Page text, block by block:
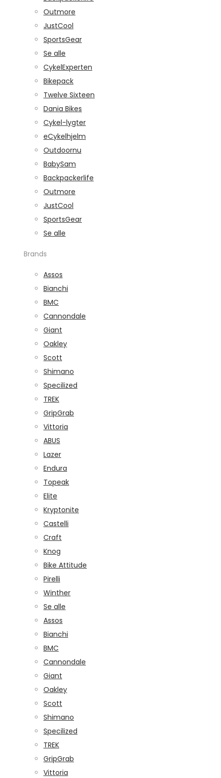
Outmore
JustCool
SportsGear
Se alle
CykelExperten
Bikepack
Twelve Sixteen
Dania Bikes
Cykel-lygter
eCykelhjelm
Outdoornu
BabySam
Backpackerlife
Outmore
JustCool
SportsGear
Se alle
Brands
Assos
Bianchi
BMC
Cannondale
Giant
Oakley
Scott
Shimano
Specilized
TREK
GripGrab
Vittoria
ABUS
Lazer
Endura
Topeak
Elite
Kryptonite
Castelli
Craft
Knog
Bike Attitude
Pirelli
Winther
Se alle
Assos
Bianchi
BMC
Cannondale
Giant
Oakley
Scott
Shimano
Specilized
TREK
GripGrab
Vittoria